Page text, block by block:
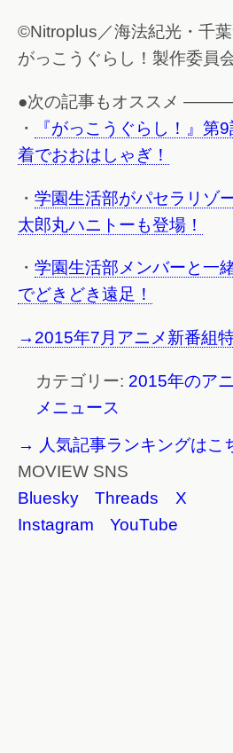
©Nitroplus／海法紀光・千
がっこうぐらし！製作委員
●次の記事もオススメ
・
『がっこうぐらし！』第
着でおおはしゃぎ！
・ 学園生活部がパセラリゾ
太郎丸ハニトーも登場！
・ 学園生活部メンバーと一
でどきどき遠足！
→2015年7月アニメ新番組
カテゴリー: 2015年のア
メニュース
→ 人気記事ランキングはこ
MOVIEW SNS
Bluesky
Threads
X
Instagram
YouTube